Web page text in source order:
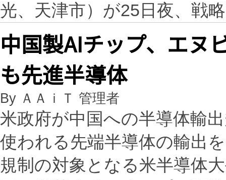
光、天津市）が25日夜、戦
中国製AIチップ、エ
も先進半導体
By ＡＡｉＴ 管理者
米政府が中国への半導体輸
使われる先端半導体の輸出
規制の対象となる米半導体